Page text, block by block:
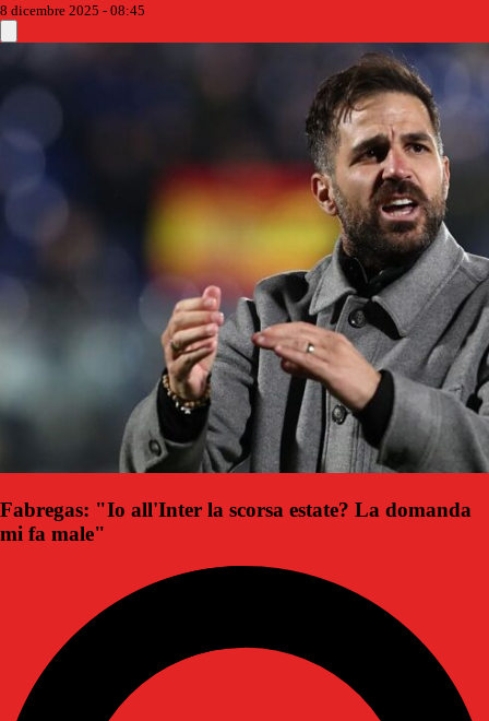
8 dicembre 2025 - 08:45
Fabregas: "Io all'Inter la scorsa estate? La domanda
mi fa male"